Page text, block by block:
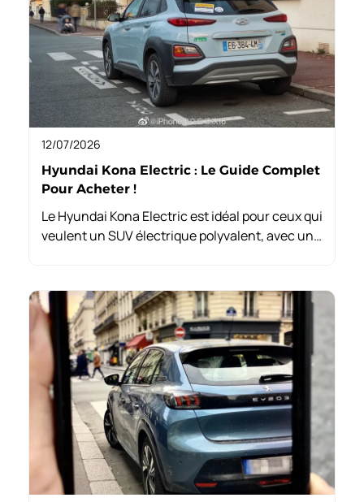
12/07/2026
Hyundai Kona Electric : Le Guide Complet
Pour Acheter !
Le Hyundai Kona Electric est idéal pour ceux qui
veulent un SUV électrique polyvalent, avec une
souhaitent réduire leurs dépenses.